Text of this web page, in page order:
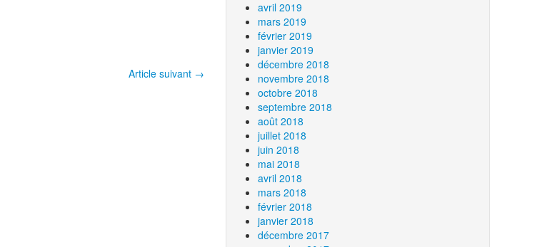
Article suivant →
avril 2019
mars 2019
février 2019
janvier 2019
décembre 2018
novembre 2018
octobre 2018
septembre 2018
août 2018
juillet 2018
juin 2018
mai 2018
avril 2018
mars 2018
février 2018
janvier 2018
décembre 2017